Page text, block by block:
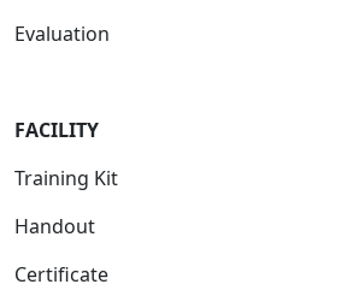
Evaluation
FACILITY
Training Kit
Handout
Certificate